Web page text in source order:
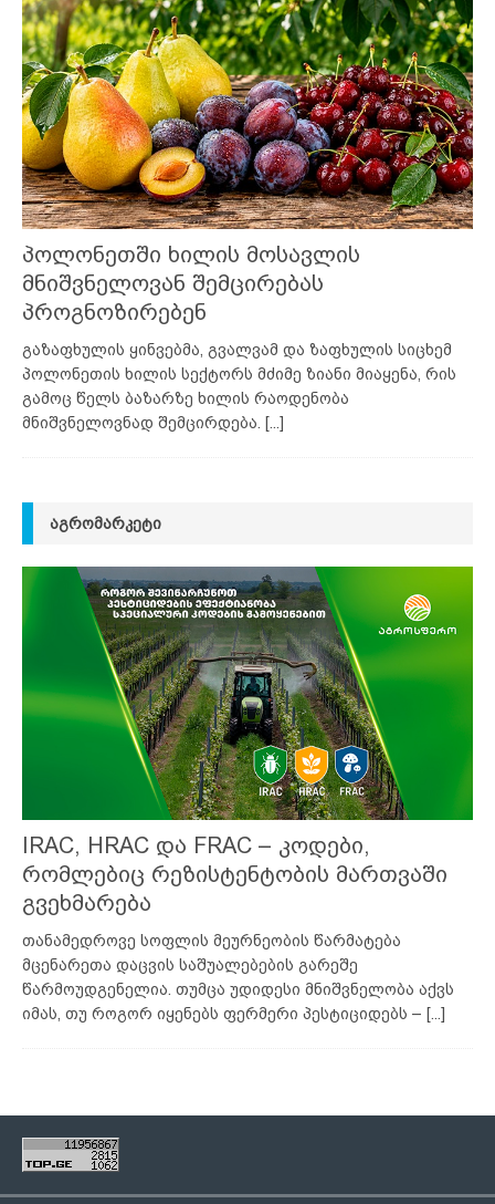
პოლონეთში ხილის მოსავლის
მნიშვნელოვან შემცირებას
პროგნოზირებენ
გაზაფხულის ყინვებმა, გვალვამ და ზაფხულის სიცხემ
პოლონეთის ხილის სექტორს მძიმე ზიანი მიაყენა, რის
გამოც წელს ბაზარზე ხილის რაოდენობა
მნიშვნელოვნად შემცირდება.
[...]
ᲐᲒᲠᲝᲛᲐᲠᲙᲔᲢᲘ
IRAC, HRAC და FRAC – კოდები,
რომლებიც რეზისტენტობის მართვაში
გვეხმარება
თანამედროვე სოფლის მეურნეობის წარმატება
მცენარეთა დაცვის საშუალებების გარეშე
წარმოუდგენელია. თუმცა უდიდესი მნიშვნელობა აქვს
იმას, თუ როგორ იყენებს ფერმერი პესტიციდებს – [...]